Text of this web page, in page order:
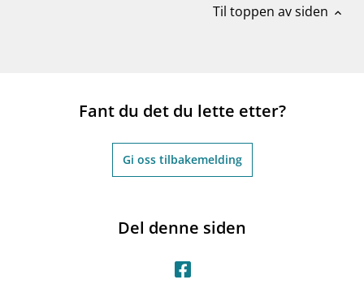
Til toppen av siden expand_less
Fant du det du lette etter?
Gi oss tilbakemelding
Del denne siden